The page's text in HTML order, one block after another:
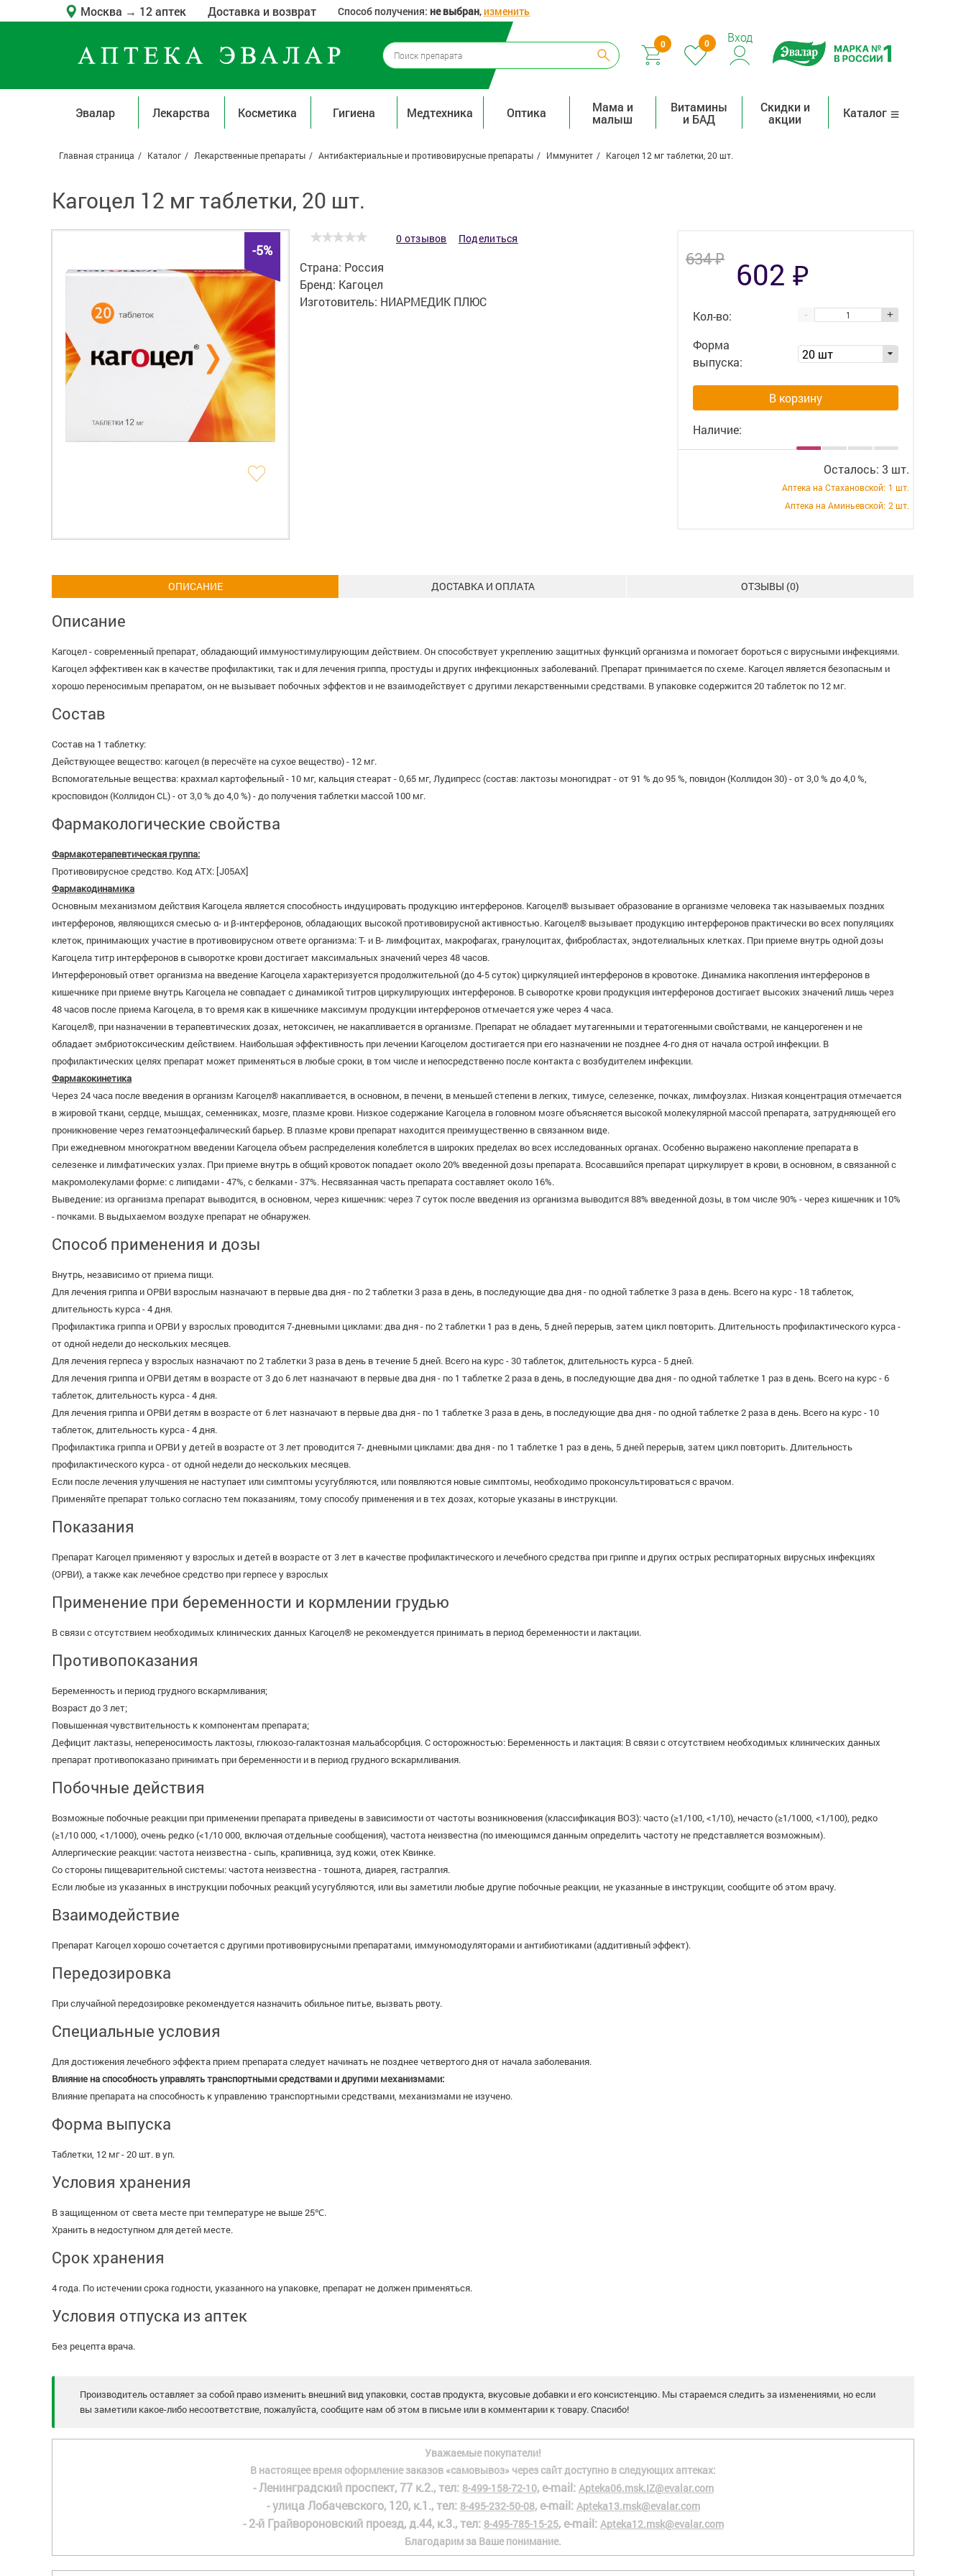
Москва → 12 аптек Доставка и возврат Способ получения: не выбран,изменить
0 0 Вход
Эвалар Лекарства Косметика Гигиена Медтехника Оптика
Мама и
малыш
Витамины
и БАД
Скидки и
акции
Каталог
Главная страница Каталог Лекарственные препараты Антибактериальные и противовирусные препараты Иммунитет Кагоцел 12 мг таблетки, 20 шт.
Кагоцел 12 мг таблетки, 20 шт.
-5%
0 отзывов Поделиться
Страна: Россия
Бренд: Кагоцел
Изготовитель: НИАРМЕДИК ПЛЮС
634₽ 602 ₽
Кол-во: - +
Форма
выпуска:
20 шт
В корзину
Наличие:
Осталось: 3 шт.
Аптека на Стахановской: 1 шт.
Аптека на Аминьевской: 2 шт.
ОПИСАНИЕ ДОСТАВКА И ОПЛАТА ОТЗЫВЫ (0)
Описание
Кагоцел - современный препарат, обладающий иммуностимулирующим действием. Он способствует укреплению защитных функций организма и помогает бороться с вирусными инфекциями.
Кагоцел эффективен как в качестве профилактики, так и для лечения гриппа, простуды и других инфекционных заболеваний. Препарат принимается по схеме. Кагоцел является безопасным и
хорошо переносимым препаратом, он не вызывает побочных эффектов и не взаимодействует с другими лекарственными средствами. В упаковке содержится 20 таблеток по 12 мг.
Состав
Состав на 1 таблетку:
Действующее вещество: кагоцел (в пересчёте на сухое вещество) - 12 мг.
Вспомогательные вещества: крахмал картофельный - 10 мг, кальция стеарат - 0,65 мг, Лудипресс (состав: лактозы моногидрат - от 91 % до 95 %, повидон (Коллидон 30) - от 3,0 % до 4,0 %,
кросповидон (Коллидон CL) - от 3,0 % до 4,0 %) - до получения таблетки массой 100 мг.
Фармакологические свойства
Фармакотерапевтическая группа:
Противовирусное средство. Код АТХ: [J05AX]
Фармакодинамика
Основным механизмом действия Кагоцела является способность индуцировать продукцию интерферонов. Кагоцел® вызывает образование в организме человека так называемых поздних
интерферонов, являющихся смесью α- и β-интерферонов, обладающих высокой противовирусной активностью. Кагоцел® вызывает продукцию интерферонов практически во всех популяциях
клеток, принимающих участие в противовирусном ответе организма: Т- и В- лимфоцитах, макрофагах, гранулоцитах, фибробластах, эндотелиальных клетках. При приеме внутрь одной дозы
Кагоцела титр интерферонов в сыворотке крови достигает максимальных значений через 48 часов.
Интерфероновый ответ организма на введение Кагоцела характеризуется продолжительной (до 4-5 суток) циркуляцией интерферонов в кровотоке. Динамика накопления интерферонов в
кишечнике при приеме внутрь Кагоцела не совпадает с динамикой титров циркулирующих интерферонов. В сыворотке крови продукция интерферонов достигает высоких значений лишь через
48 часов после приема Кагоцела, в то время как в кишечнике максимум продукции интерферонов отмечается уже через 4 часа.
Кагоцел®, при назначении в терапевтических дозах, нетоксичен, не накапливается в организме. Препарат не обладает мутагенными и тератогенными свойствами, не канцерогенен и не
обладает эмбриотоксическим действием. Наибольшая эффективность при лечении Кагоцелом достигается при его назначении не позднее 4-го дня от начала острой инфекции. В
профилактических целях препарат может применяться в любые сроки, в том числе и непосредственно после контакта с возбудителем инфекции.
Фармакокинетика
Через 24 часа после введения в организм Кагоцел® накапливается, в основном, в печени, в меньшей степени в легких, тимусе, селезенке, почках, лимфоузлах. Низкая концентрация отмечается
в жировой ткани, сердце, мышцах, семенниках, мозге, плазме крови. Низкое содержание Кагоцела в головном мозге объясняется высокой молекулярной массой препарата, затрудняющей его
проникновение через гематоэнцефалический барьер. В плазме крови препарат находится преимущественно в связанном виде.
При ежедневном многократном введении Кагоцела объем распределения колеблется в широких пределах во всех исследованных органах. Особенно выражено накопление препарата в
селезенке и лимфатических узлах. При приеме внутрь в общий кровоток попадает около 20% введенной дозы препарата. Всосавшийся препарат циркулирует в крови, в основном, в связанной с
макромолекулами форме: с липидами - 47%, с белками - 37%. Несвязанная часть препарата составляет около 16%.
Выведение: из организма препарат выводится, в основном, через кишечник: через 7 суток после введения из организма выводится 88% введенной дозы, в том числе 90% - через кишечник и 10%
- почками. В выдыхаемом воздухе препарат не обнаружен.
Способ применения и дозы
Внутрь, независимо от приема пищи.
Для лечения гриппа и ОРВИ взрослым назначают в первые два дня - по 2 таблетки 3 раза в день, в последующие два дня - по одной таблетке 3 раза в день. Всего на курс - 18 таблеток,
длительность курса - 4 дня.
Профилактика гриппа и ОРВИ у взрослых проводится 7-дневными циклами: два дня - по 2 таблетки 1 раз в день, 5 дней перерыв, затем цикл повторить. Длительность профилактического курса -
от одной недели до нескольких месяцев.
Для лечения герпеса у взрослых назначают по 2 таблетки 3 раза в день в течение 5 дней. Всего на курс - 30 таблеток, длительность курса - 5 дней.
Для лечения гриппа и ОРВИ детям в возрасте от 3 до 6 лет назначают в первые два дня - по 1 таблетке 2 раза в день, в последующие два дня - по одной таблетке 1 раз в день. Всего на курс - 6
таблеток, длительность курса - 4 дня.
Для лечения гриппа и ОРВИ детям в возрасте от 6 лет назначают в первые два дня - по 1 таблетке 3 раза в день, в последующие два дня - по одной таблетке 2 раза в день. Всего на курс - 10
таблеток, длительность курса - 4 дня.
Профилактика гриппа и ОРВИ у детей в возрасте от 3 лет проводится 7- дневными циклами: два дня - по 1 таблетке 1 раз в день, 5 дней перерыв, затем цикл повторить. Длительность
профилактического курса - от одной недели до нескольких месяцев.
Если после лечения улучшения не наступает или симптомы усугубляются, или появляются новые симптомы, необходимо проконсультироваться с врачом.
Применяйте препарат только согласно тем показаниям, тому способу применения и в тех дозах, которые указаны в инструкции.
Показания
Препарат Кагоцел применяют у взрослых и детей в возрасте от 3 лет в качестве профилактического и лечебного средства при гриппе и других острых респираторных вирусных инфекциях
(ОРВИ), а также как лечебное средство при герпесе у взрослых
Применение при беременности и кормлении грудью
В связи с отсутствием необходимых клинических данных Кагоцел® не рекомендуется принимать в период беременности и лактации.
Противопоказания
Беременность и период грудного вскармливания;
Возраст до 3 лет;
Повышенная чувствительность к компонентам препарата;
Дефицит лактазы, непереносимость лактозы, глюкозо-галактозная мальабсорбция. С осторожностью: Беременность и лактация: В связи с отсутствием необходимых клинических данных
препарат противопоказано принимать при беременности и в период грудного вскармливания.
Побочные действия
Возможные побочные реакции при применении препарата приведены в зависимости от частоты возникновения (классификация ВОЗ): часто (≥1/100, <1/10), нечасто (≥1/1000, <1/100), редко
(≥1/10 000, <1/1000), очень редко (<1/10 000, включая отдельные сообщения), частота неизвестна (по имеющимся данным определить частоту не представляется возможным).
Аллергические реакции: частота неизвестна - сыпь, крапивница, зуд кожи, отек Квинке.
Со стороны пищеварительной системы: частота неизвестна - тошнота, диарея, гастралгия.
Если любые из указанных в инструкции побочных реакций усугубляются, или вы заметили любые другие побочные реакции, не указанные в инструкции, сообщите об этом врачу.
Взаимодействие
Препарат Кагоцел хорошо сочетается с другими противовирусными препаратами, иммуномодуляторами и антибиотиками (аддитивный эффект).
Передозировка
При случайной передозировке рекомендуется назначить обильное питье, вызвать рвоту.
Специальные условия
Для достижения лечебного эффекта прием препарата следует начинать не позднее четвертого дня от начала заболевания.
Влияние на способность управлять транспортными средствами и другими механизмами:
Влияние препарата на способность к управлению транспортными средствами, механизмами не изучено.
Форма выпуска
Таблетки, 12 мг - 20 шт. в уп.
Условия хранения
В защищенном от света месте при температуре не выше 25℃.
Хранить в недоступном для детей месте.
Срок хранения
4 года. По истечении срока годности, указанного на упаковке, препарат не должен применяться.
Условия отпуска из аптек
Без рецепта врача.
Производитель оставляет за собой право изменить внешний вид упаковки, состав продукта, вкусовые добавки и его консистенцию. Мы стараемся следить за изменениями, но если
вы заметили какое-либо несоответствие, пожалуйста, сообщите нам об этом в письме или в комментарии к товару. Спасибо!
Уважаемые покупатели!
В настоящее время оформление заказов «самовывоз» через сайт доступно в следующих аптеках:
- Ленинградский проспект, 77 к.2., тел: 8-499-158-72-10, e-mail: Apteka06.msk.IZ@evalar.com
- улица Лобачевского, 120, к.1., тел: 8-495-232-50-08, e-mail: Apteka13.msk@evalar.com
- 2-й Грайвороновский проезд, д.44, к.3., тел: 8-495-785-15-25, e-mail: Apteka12.msk@evalar.com
Благодарим за Ваше понимание.